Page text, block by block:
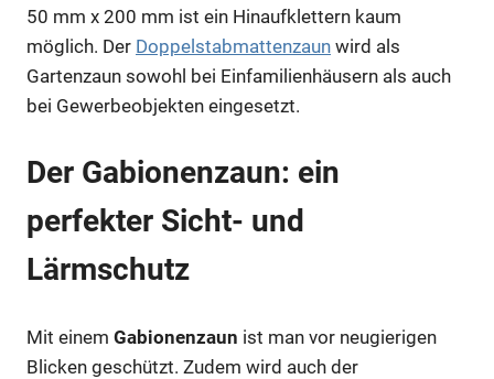
50 mm x 200 mm ist ein Hinaufklettern kaum
möglich. Der Doppelstabmattenzaun wird als
Gartenzaun sowohl bei Einfamilienhäusern als auch
bei Gewerbeobjekten eingesetzt.
Der Gabionenzaun: ein
perfekter Sicht- und
Lärmschutz
Mit einem Gabionenzaun ist man vor neugierigen
Blicken geschützt. Zudem wird auch der